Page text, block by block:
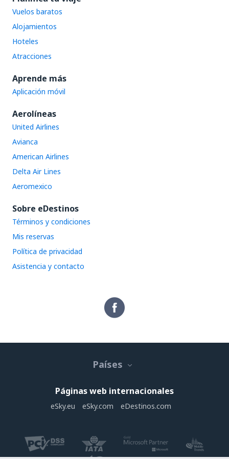
Vuelos baratos
Alojamientos
Hoteles
Atracciones
Aprende más
Aplicación móvil
Aerolíneas
United Airlines
Avianca
American Airlines
Delta Air Lines
Aeromexico
Sobre eDestinos
Términos y condiciones
Mis reservas
Política de privacidad
Asistencia y contacto
Países
Páginas web internacionales
eSky.eu eSky.com eDestinos.com